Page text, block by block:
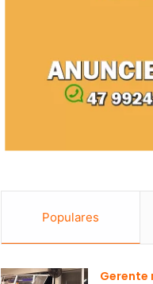
Populares
Gerente